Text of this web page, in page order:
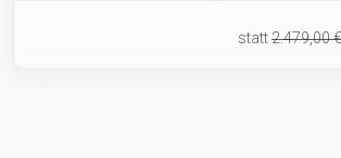
statt2.479,00 €